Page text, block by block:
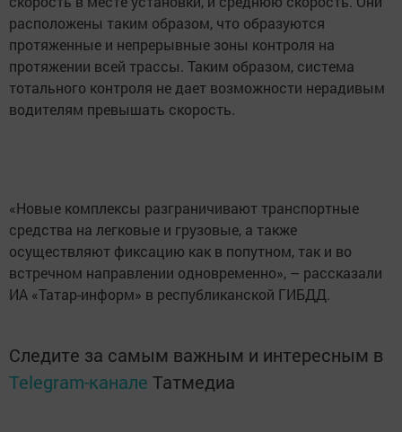
расположены таким образом, что образуются
протяженные и непрерывные зоны контроля на
протяжении всей трассы. Таким образом, система
тотального контроля не дает возможности нерадивым
водителям превышать скорость.
«Новые комплексы разграничивают транспортные
средства на легковые и грузовые, а также
осуществляют фиксацию как в попутном, так и во
встречном направлении одновременно», – рассказали
ИА «Татар-информ» в республиканской ГИБДД.
Следите за самым важным и интересным в
Telegram-канале Татмедиа